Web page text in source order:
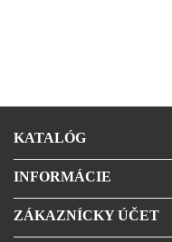
KATALÓG
INFORMÁCIE
ZÁKAZNÍCKY ÚČET